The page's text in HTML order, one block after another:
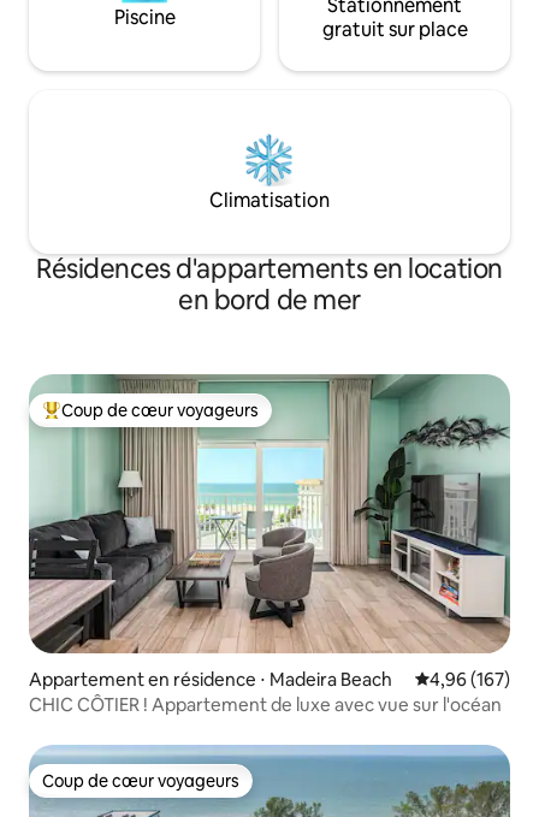
Piscine
Stationnement
gratuit sur place
Climatisation
Résidences d'appartements en location
en bord de mer
Coups de cœur voyageurs les plus appréciés
Coup de cœur voyageurs
Appartement en résidence ⋅ Madeira Beach Évaluation
4,96 (167)
CHIC CÔTIER ! Appartement de luxe avec vue sur l'océan
Coup de cœur voyageurs
Coup de cœur voyageurs